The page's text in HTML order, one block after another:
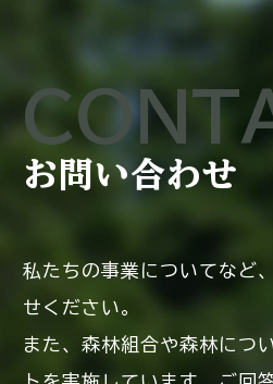
お問い合わせ
私たちの事業についてなど
せください。
また、森林組合や森林につ